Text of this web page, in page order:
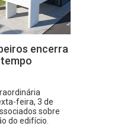
encerra
feira, 3 de
sobre
do edifício.